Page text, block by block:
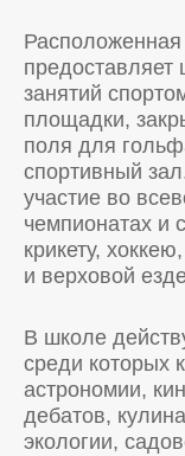
занятий
площадки,
поля для
спортивный
участие во
чемпионатах и
крикету,
и верховой
В школе
среди которых
астрономии,
дебатов,
экологии,